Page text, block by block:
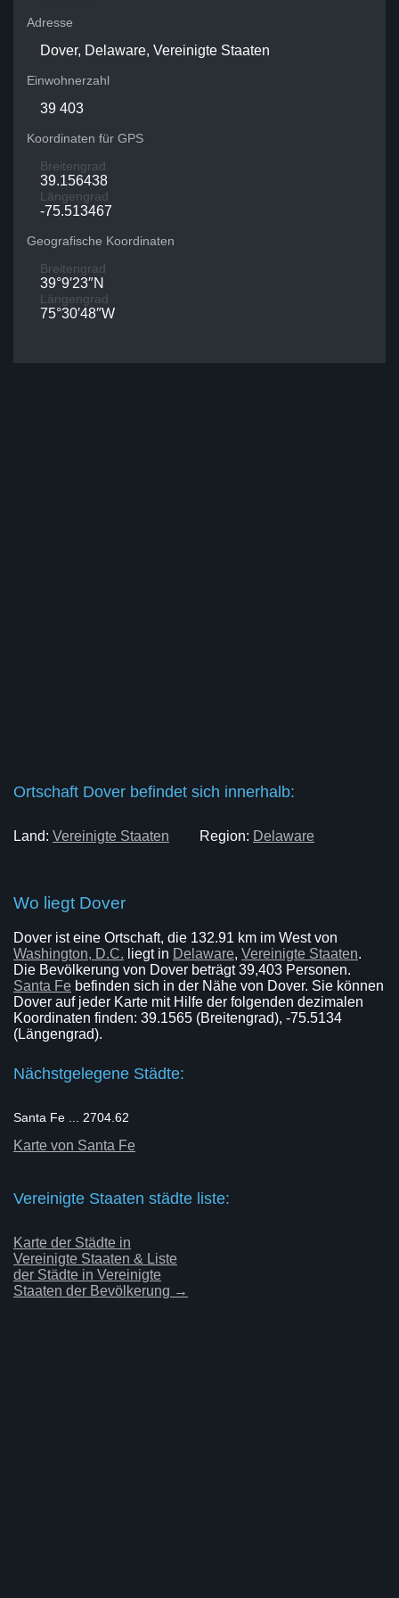
Adresse
Dover, Delaware, Vereinigte Staaten
Einwohnerzahl
39 403
Koordinaten für GPS
Breitengrad
39.156438
Längengrad
-75.513467
Geografische Koordinaten
Breitengrad
39°9′23″N
Längengrad
75°30′48″W
Ortschaft Dover befindet sich innerhalb:
Land: Vereinigte Staaten Region: Delaware
Wo liegt Dover
Dover ist eine Ortschaft, die 132.91 km im West von
Washington, D.C. liegt in Delaware, Vereinigte Staaten.
Die Bevölkerung von Dover beträgt 39,403 Personen.
Santa Fe befinden sich in der Nähe von Dover. Sie können
Dover auf jeder Karte mit Hilfe der folgenden dezimalen
Koordinaten finden: 39.1565 (Breitengrad), -75.5134
(Längengrad).
Nächstgelegene Städte:
Santa Fe ... 2704.62
Karte von Santa Fe
Vereinigte Staaten städte liste:
Karte der Städte in
Vereinigte Staaten & Liste
der Städte in Vereinigte
Staaten der Bevölkerung →